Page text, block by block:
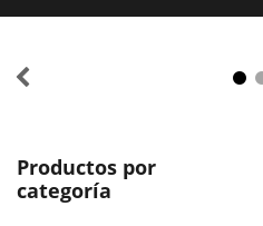
Productos por
categoría